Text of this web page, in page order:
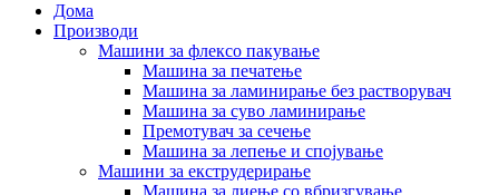
Дома
Производи
Машини за флексо пакување
Машина за печатење
Машина за ламинирање без растворувач
Машина за суво ламинирање
Премотувач за сечење
Машина за лепење и спојување
Машини за екструдерирање